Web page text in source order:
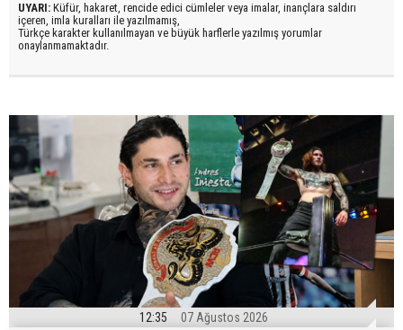
UYARI: Küfür, hakaret, rencide edici cümleler veya imalar, inançlara saldırı
içeren, imla kuralları ile yazılmamış,
Türkçe karakter kullanılmayan ve büyük harflerle yazılmış yorumlar
onaylanmamaktadır.
12:35 07 Ağustos 2026